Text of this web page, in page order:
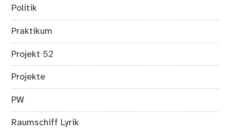
Politik
Praktikum
Projekt 52
Projekte
PW
Raumschiff Lyrik